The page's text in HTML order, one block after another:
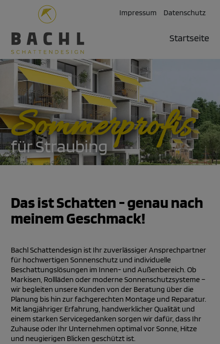
Impressum Datenschutz
Startseite
Sommer­profis
für Straubing
Das ist Schatten - genau nach
meinem Geschmack!
Bachl Schattendesign ist Ihr zuverlässiger Ansprechpartner
für hochwertigen Sonnenschutz und individuelle
Beschattungslösungen im Innen- und Außenbereich. Ob
Markisen, Rollläden oder moderne Sonnenschutzsysteme –
wir begleiten unsere Kunden von der Beratung über die
Planung bis hin zur fachgerechten Montage und Reparatur.
Mit langjähriger Erfahrung, handwerklicher Qualität und
einem starken Servicegedanken sorgen wir dafür, dass Ihr
Zuhause oder Ihr Unternehmen optimal vor Sonne, Hitze
und neugierigen Blicken geschützt ist.